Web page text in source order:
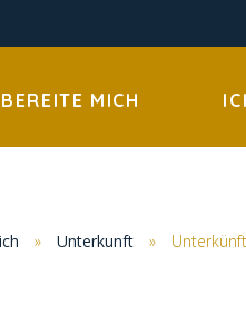
MICH
» Unterkunft »